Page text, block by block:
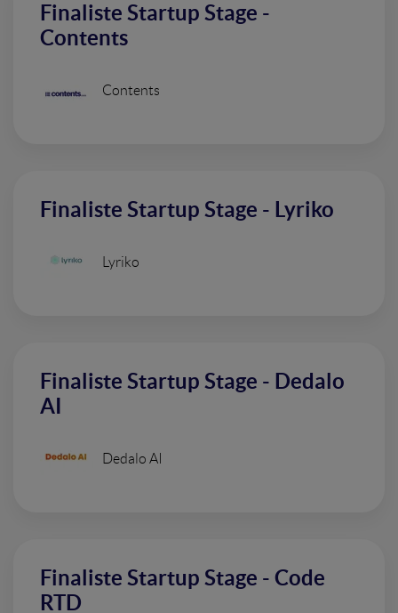
Finaliste Startup Stage -
Contents
Contents
Finaliste Startup Stage - Lyriko
Lyriko
Finaliste Startup Stage - Dedalo
AI
Dedalo AI
Finaliste Startup Stage - Code
RTD